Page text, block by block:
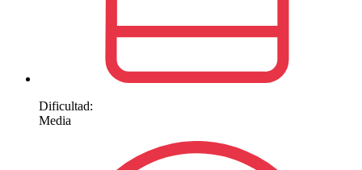
Dificultad:
Media